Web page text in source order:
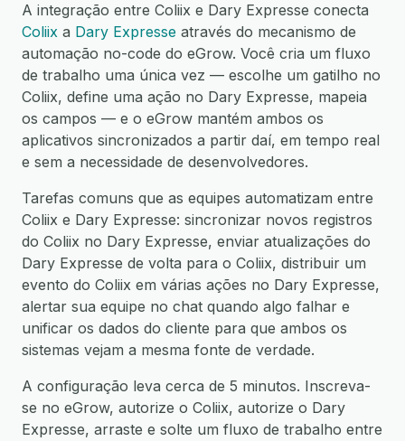
A integração entre Coliix e Dary Expresse conecta
Coliix a Dary Expresse através do mecanismo de
automação no-code do eGrow. Você cria um fluxo
de trabalho uma única vez — escolhe um gatilho no
Coliix, define uma ação no Dary Expresse, mapeia
os campos — e o eGrow mantém ambos os
aplicativos sincronizados a partir daí, em tempo real
e sem a necessidade de desenvolvedores.
Tarefas comuns que as equipes automatizam entre
Coliix e Dary Expresse: sincronizar novos registros
do Coliix no Dary Expresse, enviar atualizações do
Dary Expresse de volta para o Coliix, distribuir um
evento do Coliix em várias ações no Dary Expresse,
alertar sua equipe no chat quando algo falhar e
unificar os dados do cliente para que ambos os
sistemas vejam a mesma fonte de verdade.
A configuração leva cerca de 5 minutos. Inscreva-
se no eGrow, autorize o Coliix, autorize o Dary
Expresse, arraste e solte um fluxo de trabalho entre